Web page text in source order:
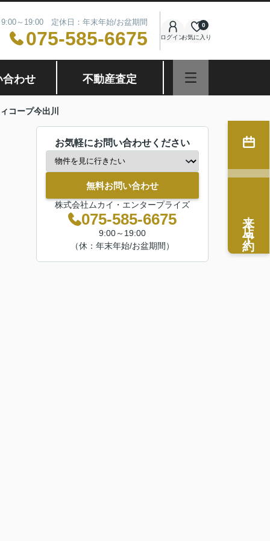
～19:00 定休日：年末年始/お盆期間
075-585-6675 ログインお気に入り
0
合わせ 不動産査定
コープ今出川
お気軽にお問い合わせください
無料お問い合わせ
株式会社ムカイ・エンタープライズ
075-585-6675
9:00～19:00
（休：年末年始/お盆期間）
来店予約